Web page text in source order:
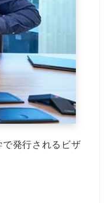
で発行されるビザ